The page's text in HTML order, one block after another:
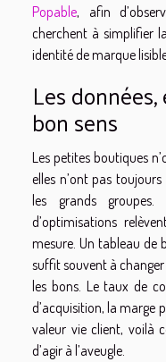
Popable, afin
cherchent à simplifier
identité de marque
Les
bon sens
Les petites boutiques
elles n’ont pas
les grands
d’optimisations
mesure. Un tableau de
suffit souvent à
les bons. Le taux de
d’acquisition, la marge
valeur vie client, voilà
d’agir à l’aveugle.